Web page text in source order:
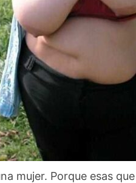
mujer. Porque esas